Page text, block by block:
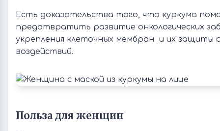
Есть доказательства того, что куркума
предотвратить развитие онкологических
укрепления клеточных мембран и их защиты
воздействий.
Польза для женщин